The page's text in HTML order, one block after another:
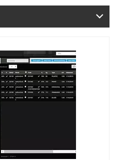
Português
Nederland
한국어